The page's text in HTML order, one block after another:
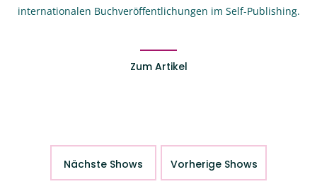
internationalen Buchveröffentlichungen im Self-Publishing.
Zum Artikel
Nächste Shows Vorherige Shows